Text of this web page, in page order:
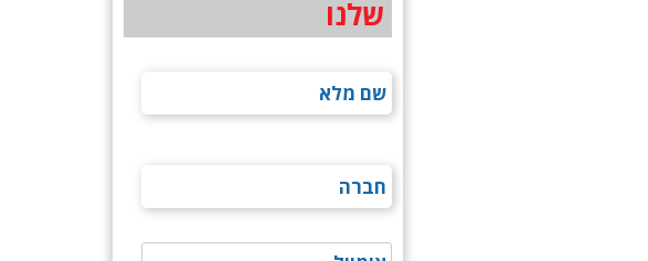
שלנו